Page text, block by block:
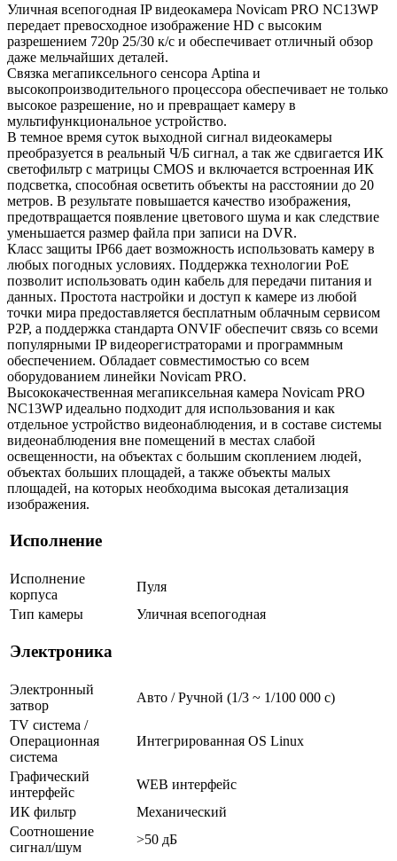
Уличная всепогодная IP видеокамера Novicam PRO NC13WP
передает превосходное изображение HD с высоким
разрешением 720p 25/30 к/с и обеспечивает отличный обзор
даже мельчайших деталей.
Связка мегапиксельного сенсора Aptina и
высокопроизводительного процессора обеспечивает не только
высокое разрешение, но и превращает камеру в
мультифункциональное устройство.
В темное время суток выходной сигнал видеокамеры
преобразуется в реальный Ч/Б сигнал, а так же сдвигается ИК
светофильтр с матрицы CMOS и включается встроенная ИК
подсветка, способная осветить объекты на расстоянии до 20
метров. В результате повышается качество изображения,
предотвращается появление цветового шума и как следствие
уменьшается размер файла при записи на DVR.
Класс защиты IP66 дает возможность использовать камеру в
любых погодных условиях. Поддержка технологии РоЕ
позволит использовать один кабель для передачи питания и
данных. Простота настройки и доступ к камере из любой
точки мира предоставляется бесплатным облачным сервисом
P2P, а поддержка стандарта ONVIF обеспечит связь со всеми
популярными IP видеорегистраторами и программным
обеспечением. Обладает совместимостью со всем
оборудованием линейки Novicam PRO.
Высококачественная мегапиксельная камера Novicam PRO
NC13WP идеально подходит для использования и как
отдельное устройство видеонаблюдения, и в составе системы
видеонаблюдения вне помещений в местах слабой
освещенности, на объектах с большим скоплением людей,
объектах больших площадей, а также объекты малых
площадей, на которых необходима высокая детализация
изображения.
Исполнение
Исполнение
корпуса
Пуля
Тип камеры
Уличная всепогодная
Электроника
Электронный
затвор
Авто / Ручной (1/3 ~ 1/100 000 с)
TV система /
Операционная
система
Интегрированная OS Linux
Графический
интерфейс
WEB интерфейс
ИК фильтр
Механический
Соотношение
сигнал/шум
>50 дБ